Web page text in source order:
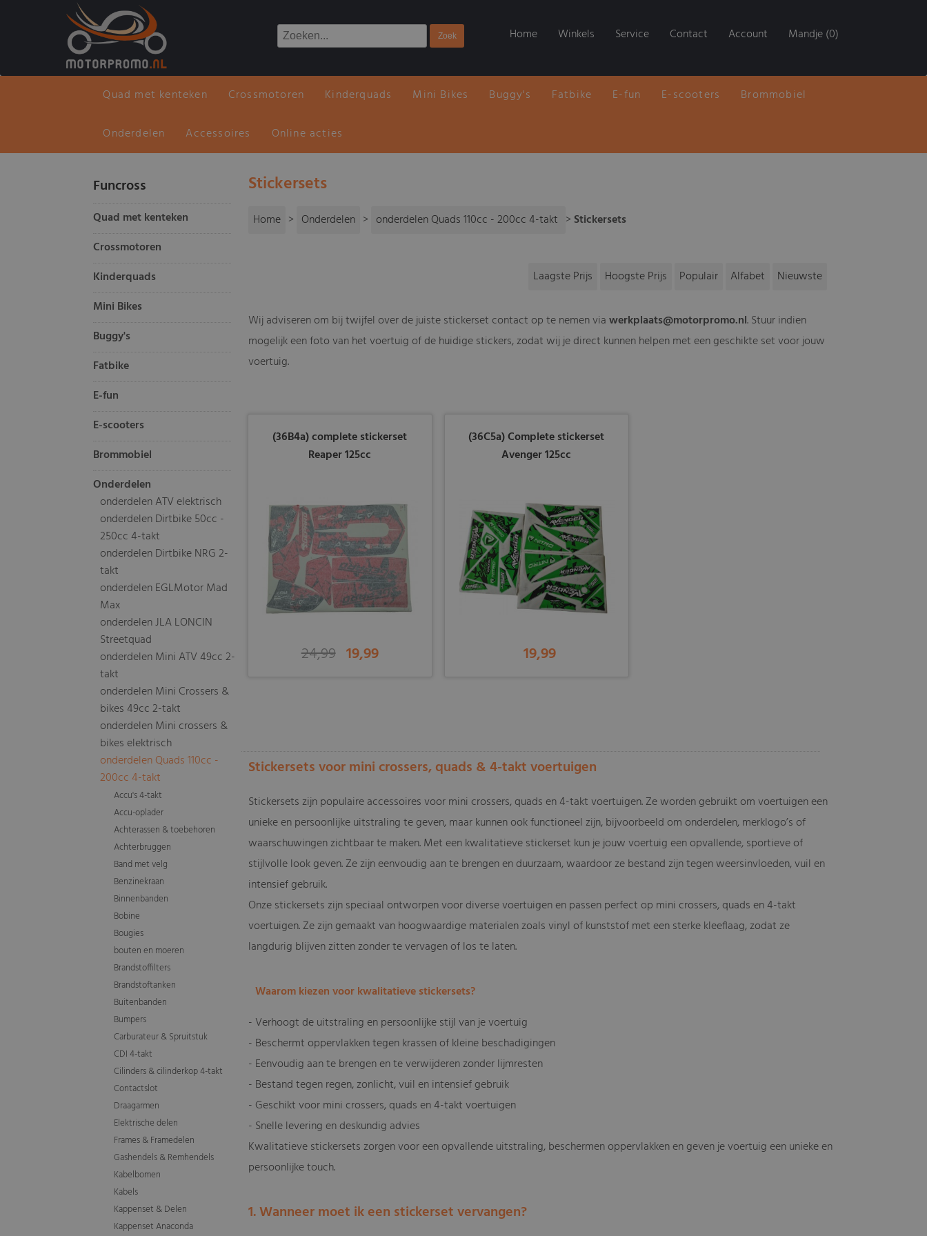
Home Winkels Service Contact Account Mandje (0)
Quad met kenteken Crossmotoren Kinderquads Mini Bikes Buggy's Fatbike E-fun E-scooters Brommobiel
Onderdelen Accessoires Online acties
Funcross
Quad met kenteken
Crossmotoren
Kinderquads
Mini Bikes
Buggy's
Fatbike
E-fun
E-scooters
Brommobiel
Onderdelen
onderdelen ATV elektrisch
onderdelen Dirtbike 50cc -
250cc 4-takt
onderdelen Dirtbike NRG 2-
takt
onderdelen EGLMotor Mad
Max
onderdelen JLA LONCIN
Streetquad
onderdelen Mini ATV 49cc 2-
takt
onderdelen Mini Crossers &
bikes 49cc 2-takt
onderdelen Mini crossers &
bikes elektrisch
onderdelen Quads 110cc -
200cc 4-takt
Accu's 4-takt
Accu-oplader
Achterassen & toebehoren
Achterbruggen
Band met velg
Benzinekraan
Binnenbanden
Bobine
Bougies
bouten en moeren
Brandstoffilters
Brandstoftanken
Buitenbanden
Bumpers
Carburateur & Spruitstuk
CDI 4-takt
Cilinders & cilinderkop 4-takt
Contactslot
Draagarmen
Elektrische delen
Frames & Framedelen
Gashendels & Remhendels
Kabelbomen
Kabels
Kappenset & Delen
Kappenset Anaconda
Stickersets
Home > Onderdelen > onderdelen Quads 110cc - 200cc 4-takt > Stickersets
Laagste Prijs Hoogste Prijs Populair Alfabet Nieuwste
Wij adviseren om bij twijfel over de juiste stickerset contact op te nemen viawerkplaats@motorpromo.nl. Stuur indien
mogelijk een foto van het voertuig of de huidige stickers, zodat wij je direct kunnen helpen met een geschikte set voor jouw
voertuig.
(36B4a) complete stickerset
Reaper 125cc
24,99 19,99
(36C5a) Complete stickerset
Avenger 125cc
19,99
Stickersets voor mini crossers, quads & 4-takt voertuigen
Stickersets zijn populaire accessoires voor mini crossers, quads en 4-takt voertuigen. Ze worden gebruikt om voertuigen een
unieke en persoonlijke uitstraling te geven, maar kunnen ook functioneel zijn, bijvoorbeeld om onderdelen, merklogo’s of
waarschuwingen zichtbaar te maken. Met een kwalitatieve stickerset kun je jouw voertuig een opvallende, sportieve of
stijlvolle look geven. Ze zijn eenvoudig aan te brengen en duurzaam, waardoor ze bestand zijn tegen weersinvloeden, vuil en
intensief gebruik.
Onze stickersets zijn speciaal ontworpen voor diverse voertuigen en passen perfect op mini crossers, quads en 4-takt
voertuigen. Ze zijn gemaakt van hoogwaardige materialen zoals vinyl of kunststof met een sterke kleeflaag, zodat ze
langdurig blijven zitten zonder te vervagen of los te laten.
Waarom kiezen voor kwalitatieve stickersets?
- Verhoogt de uitstraling en persoonlijke stijl van je voertuig
- Beschermt oppervlakken tegen krassen of kleine beschadigingen
- Eenvoudig aan te brengen en te verwijderen zonder lijmresten
- Bestand tegen regen, zonlicht, vuil en intensief gebruik
- Geschikt voor mini crossers, quads en 4-takt voertuigen
- Snelle levering en deskundig advies
Kwalitatieve stickersets zorgen voor een opvallende uitstraling, beschermen oppervlakken en geven je voertuig een unieke en
persoonlijke touch.
1. Wanneer moet ik een stickerset vervangen?